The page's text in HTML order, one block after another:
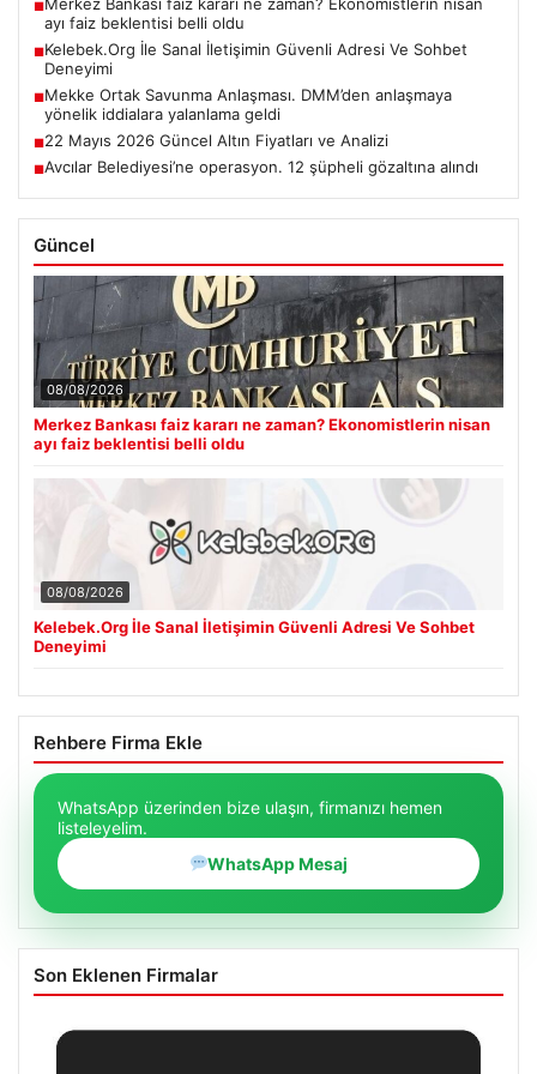
■
ayı faiz beklentisi belli oldu
■Kelebek.Org İle Sanal İletişimin Güvenli Adresi Ve Sohbet
Deneyimi
■Mekke Ortak Savunma Anlaşması. DMM’den anlaşmaya
yönelik iddialara yalanlama geldi
■22 Mayıs 2026 Güncel Altın Fiyatları ve Analizi
■Avcılar Belediyesi’ne operasyon. 12 şüpheli gözaltına alındı
Güncel
08/08/2026
Merkez Bankası faiz kararı ne zaman? Ekonomistlerin nisan
ayı faiz beklentisi belli oldu
08/08/2026
Kelebek.Org İle Sanal İletişimin Güvenli Adresi Ve Sohbet
Deneyimi
Rehbere Firma Ekle
WhatsApp üzerinden bize ulaşın, firmanızı hemen
listeleyelim.
WhatsApp Mesaj
Son Eklenen Firmalar